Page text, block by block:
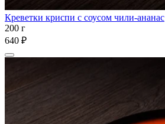
Креветки криспи с соусом чили-ананас
200 г
640 ₽